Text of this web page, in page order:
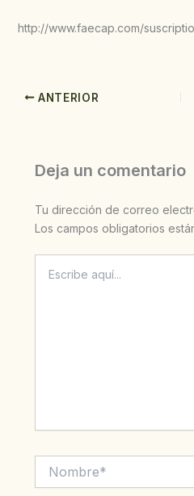
http://www.faecap.com/
ANTERIOR
Deja un comentario
Tu dirección de correo
Los campos obligatorios
aquí...